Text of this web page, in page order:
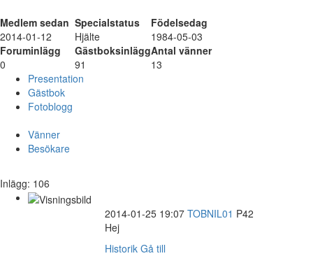
Medlem sedan Specialstatus
Födelsedag
2014-01-12
Hjälte
1984-05-03
Foruminlägg
GästboksinläggAntal vänner
0
91
13
Presentation
Gästbok
Fotoblogg
Vänner
Besökare
Inlägg: 106
2014-01-25 19:07 TOBNIL01 P42
Hej
Historik Gå till